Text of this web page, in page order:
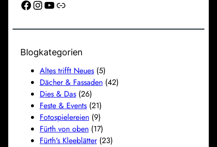
Facebook Instagram YouTube Link
Blogkategorien
Altes trifft Neues(5)
Dächer & Fassaden(42)
Dies & Das(26)
Feste & Events(21)
Fotospielereien(9)
Fürth von oben(17)
Fürth's Kleeblätter(23)